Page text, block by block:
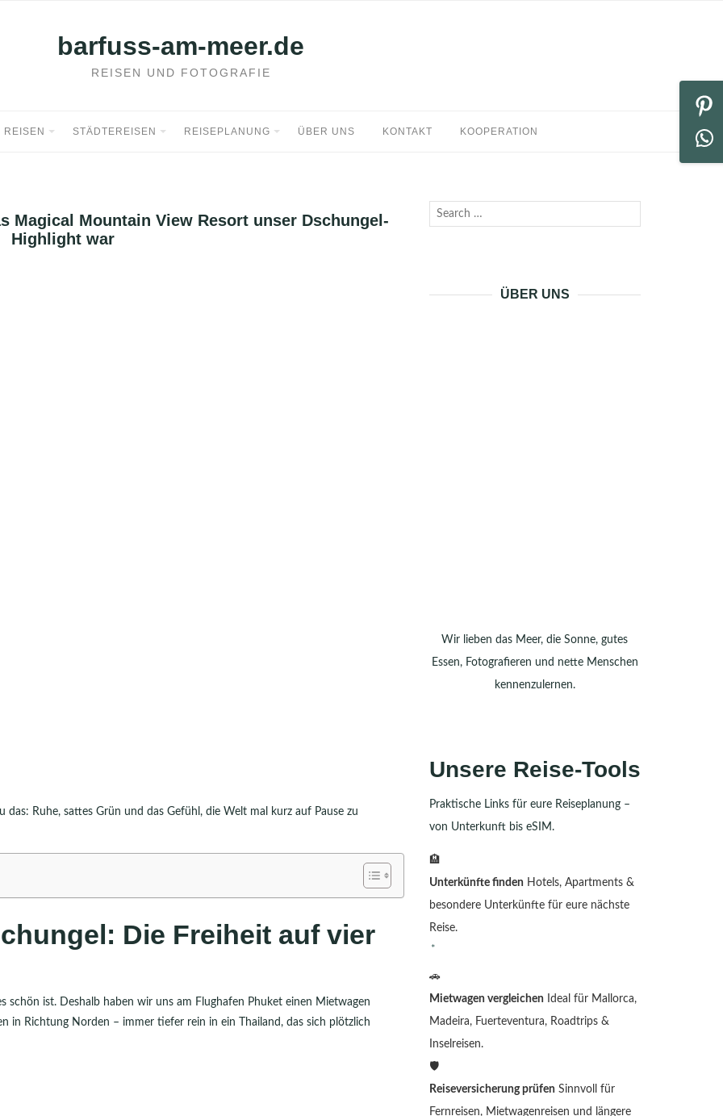
barfuss-am-meer.de
REISEN UND FOTOGRAFIE
REISEN STÄDTEREISEN REISEPLANUNG ÜBER UNS KONTAKT KOOPERATION
Magical Mountain View Resort unser Dschungel-
Highlight war
Ruhe, sattes Grün und das Gefühl, die Welt mal kurz auf Pause zu
Die Freiheit auf vier
schön ist. Deshalb haben wir uns am Flughafen Phuket einen Mietwagen
in Richtung Norden – immer tiefer rein in ein Thailand, das sich plötzlich
Search
ÜBER UNS
Wir lieben das Meer, die Sonne, gutes
Essen, Fotografieren und nette Menschen
kennenzulernen.
Unsere Reise-Tools
Praktische Links für eure Reiseplanung –
von Unterkunft bis eSIM.
🏨
Unterkünfte finden Hotels, Apartments &
besondere Unterkünfte für eure nächste
Reise.
🚗
Mietwagen vergleichen
Ideal für Mallorca,
Madeira, Fuerteventura, Roadtrips &
Inselreisen.
🛡️
Reiseversicherung prüfen Sinnvoll für
Fernreisen, Mietwagenreisen und längere